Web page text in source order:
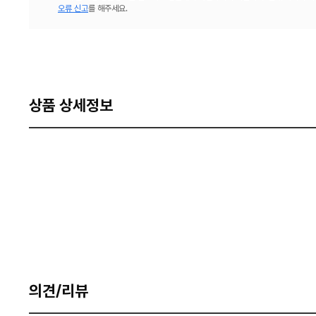
오류 신고를 해주세요.
상품 상세정보
의견/리뷰